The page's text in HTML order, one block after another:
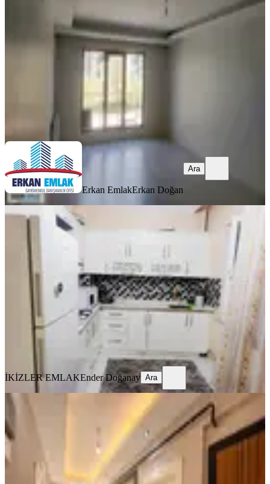
Yeşilyurt, İnönü Mahallesi
3+1
180 m²·1. Kat·05.08.2026
27.000 ₺
Erkan Doğan
Erkan EmlakErkan Doğan
Ara
YENİ
İkizler Gayrimenkul'den Sümer Park
Civarı Kiralık 2+1 Daire..
Yeşilyurt, Çukurdere Mahallesi
2+1· 120 m²·3. Kat·05.08.2026
18.000 ₺
İKİZLER EMLAKEnder Doğanay
İKİZLER EMLAKEnder Doğanay Ara
YENİ
Yakınca'da 3.5+1, 170m² Ultra Lüks
Daire (kiralık)
Yeşilyurt, Yakınca Mahallesi
185 m² ·6. Kat·